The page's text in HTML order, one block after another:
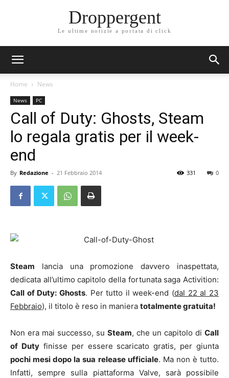
Droppergent
Le ultime notizie a portata di click
Home News
News PC
Call of Duty: Ghosts, Steam
lo regala gratis per il week-
end
By Redazione - 21 Febbraio 2014 0
331
Steam lancia una promozione davvero inaspettata,
dedicata all’ultimo capitolo della fortunata saga Activition:
Call of Duty: Ghosts. Per tutto il week-end (dal 22 al 23
Febbraio), il titolo è reso in maniera totalmente gratuita!
Non era mai successo, su Steam, che un capitolo di Call
of Dutyfinisse per essere scaricato gratis, per giunta
pochi mesi dopo la sua release ufficiale. Ma non è tutto.
Infatti, sempre sulla piattaforma Valve, sarà possibile